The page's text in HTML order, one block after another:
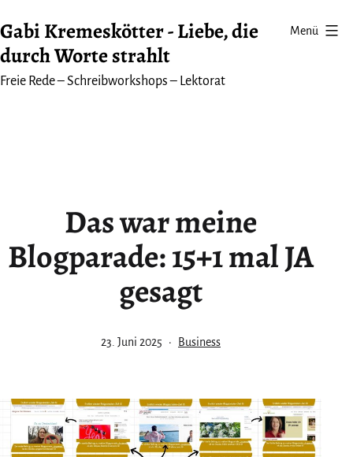
Inhalt
springen
Gabi Kremeskötter - Liebe, die
durch Worte strahlt
Freie Rede – Schreibworkshops – Lektorat
Menü
Das war meine
Blogparade: 15+1 mal JA
gesagt
Veröffentlicht
23. Juni 2025
Kategorisiert
Business